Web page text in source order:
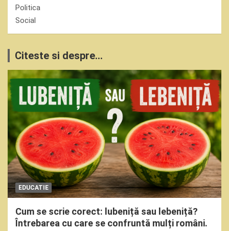
Politica
Social
Citeste si despre...
EDUCATIE
Cum se scrie corect: lubeniță sau lebeniță?
Întrebarea cu care se confruntă mulți români.